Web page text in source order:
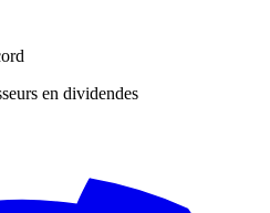
en dividendes